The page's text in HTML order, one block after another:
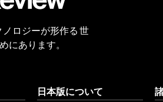
ノロジーが形作る 世
にあります。
日本版について